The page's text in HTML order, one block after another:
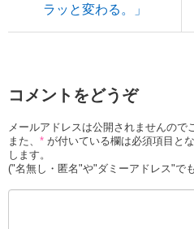
ラッと変わる。」
コメントをどうぞ
メールアドレスは公開されませんので
また、 * が付いている欄は必須項目と
します。
("名無し・匿名"や"ダミーアドレス"で